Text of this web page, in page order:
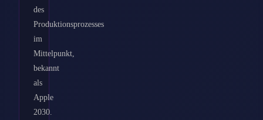
des
Produktionsprozesses
im
Mittelpunkt,
bekannt
als
Apple
2030.